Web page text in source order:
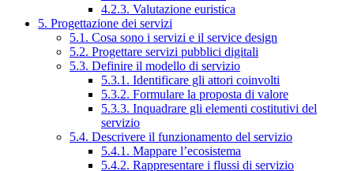
4.2.3. Valutazione euristica
5. Progettazione dei servizi
5.1. Cosa sono i servizi e il service design
5.2. Progettare servizi pubblici digitali
5.3. Definire il modello di servizio
5.3.1. Identificare gli attori coinvolti
5.3.2. Formulare la proposta di valore
5.3.3. Inquadrare gli elementi costitutivi del
servizio
5.4. Descrivere il funzionamento del servizio
5.4.1. Mappare l’ecosistema
5.4.2. Rappresentare i flussi di servizio